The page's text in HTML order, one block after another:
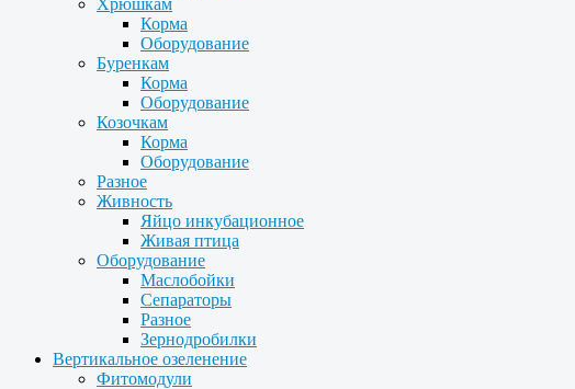
Хрюшкам
Корма
Оборудование
Буренкам
Корма
Оборудование
Козочкам
Корма
Оборудование
Разное
Живность
Яйцо инкубационное
Живая птица
Оборудование
Маслобойки
Сепараторы
Разное
Зернодробилки
Вертикальное озеленение
Фитомодули